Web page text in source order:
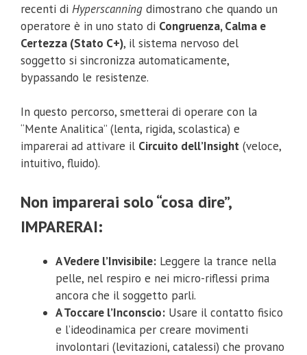
recenti di Hyperscanning dimostrano che quando un
operatore è in uno stato di Congruenza, Calma e
Certezza (Stato C+), il sistema nervoso del
soggetto si sincronizza automaticamente,
bypassando le resistenze.
In questo percorso, smetterai di operare con la
“Mente Analitica” (lenta, rigida, scolastica) e
imparerai ad attivare il Circuito dell’Insight (veloce,
intuitivo, fluido).
Non imparerai solo “cosa dire”,
IMPARERAI:
A Vedere l’Invisibile: Leggere la trance nella
pelle, nel respiro e nei micro-riflessi prima
ancora che il soggetto parli.
A Toccare l’Inconscio: Usare il contatto fisico
e l’ideodinamica per creare movimenti
involontari (levitazioni, catalessi) che provano